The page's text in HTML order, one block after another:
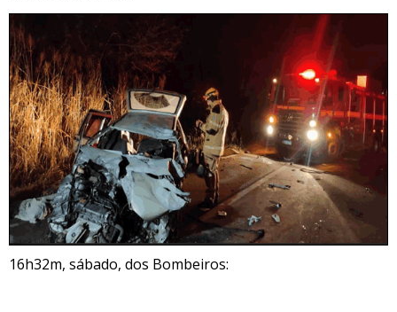
16h32m, sábado, dos Bombeiros: